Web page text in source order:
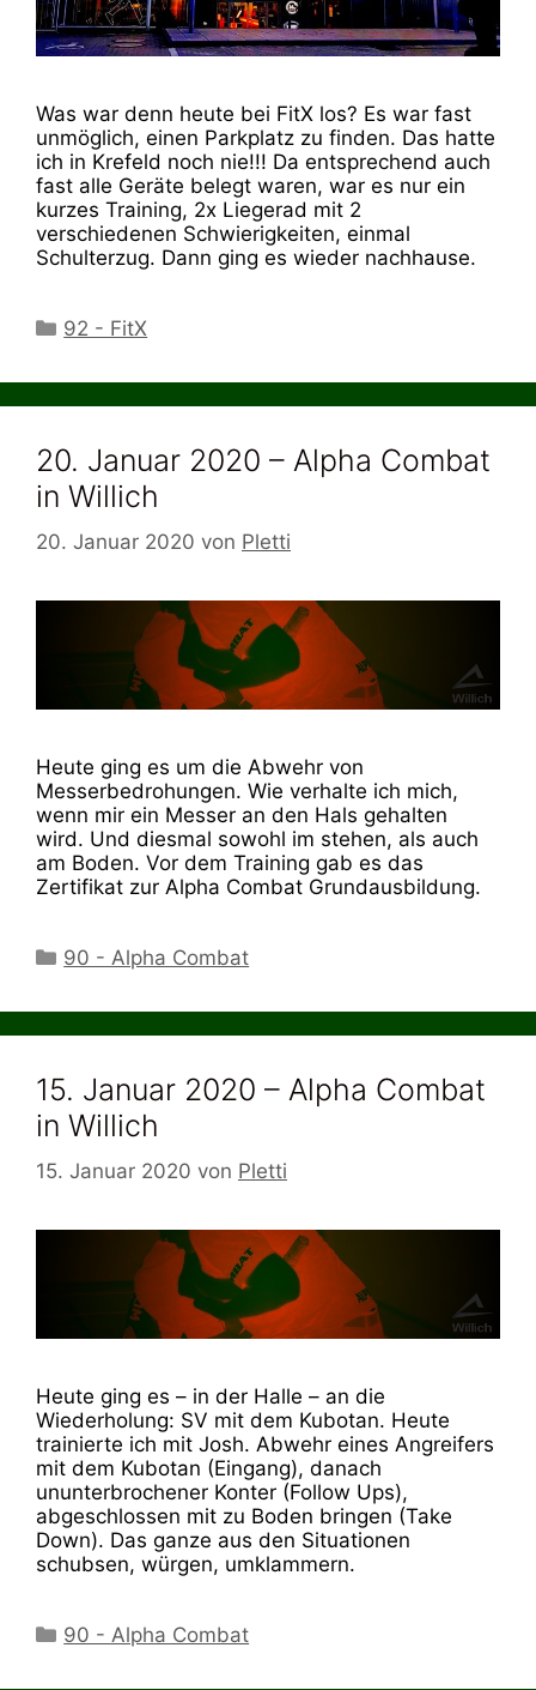
Was war denn heute bei FitX los? Es war fast
unmöglich, einen Parkplatz zu finden. Das hatte
ich in Krefeld noch nie!!! Da entsprechend auch
fast alle Geräte belegt waren, war es nur ein
kurzes Training, 2x Liegerad mit 2
verschiedenen Schwierigkeiten, einmal
Schulterzug. Dann ging es wieder nachhause.
Kategorien
92 - FitX
20. Januar 2020 – Alpha Combat
in Willich
20. Januar 2020 von Pletti
Heute ging es um die Abwehr von
Messerbedrohungen. Wie verhalte ich mich,
wenn mir ein Messer an den Hals gehalten
wird. Und diesmal sowohl im stehen, als auch
am Boden. Vor dem Training gab es das
Zertifikat zur Alpha Combat Grundausbildung.
Kategorien
90 - Alpha Combat
15. Januar 2020 – Alpha Combat
in Willich
15. Januar 2020 von Pletti
Heute ging es – in der Halle – an die
Wiederholung: SV mit dem Kubotan. Heute
trainierte ich mit Josh. Abwehr eines Angreifers
mit dem Kubotan (Eingang), danach
ununterbrochener Konter (Follow Ups),
abgeschlossen mit zu Boden bringen (Take
Down). Das ganze aus den Situationen
schubsen, würgen, umklammern.
Kategorien
90 - Alpha Combat